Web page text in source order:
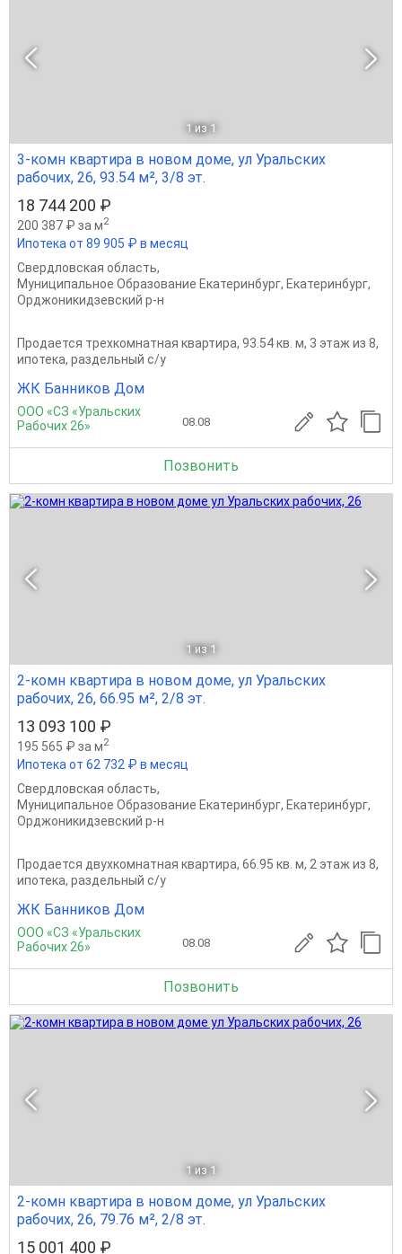
1 из 1
3-комн квартира в новом доме, ул Уральских
рабочих, 26, 93.54 м², 3/8 эт.
18 744 200 ₽
200 387 ₽ за м2
Ипотека от 89 905 ₽ в месяц
Свердловская область,
Муниципальное Образование Екатеринбург, Екатеринбург,
Орджоникидзевский р-н
Продается трехкомнатная квартира, 93.54 кв. м, 3 этаж из 8,
ипотека, раздельный с/у
ЖК Банников Дом
ООО «СЗ «Уральских
Рабочих 26»
08.08
Позвонить
1 из 1
2-комн квартира в новом доме, ул Уральских
рабочих, 26, 66.95 м², 2/8 эт.
13 093 100 ₽
195 565 ₽ за м2
Ипотека от 62 732 ₽ в месяц
Свердловская область,
Муниципальное Образование Екатеринбург, Екатеринбург,
Орджоникидзевский р-н
Продается двухкомнатная квартира, 66.95 кв. м, 2 этаж из 8,
ипотека, раздельный с/у
ЖК Банников Дом
ООО «СЗ «Уральских
Рабочих 26»
08.08
Позвонить
1 из 1
2-комн квартира в новом доме, ул Уральских
рабочих, 26, 79.76 м², 2/8 эт.
15 001 400 ₽